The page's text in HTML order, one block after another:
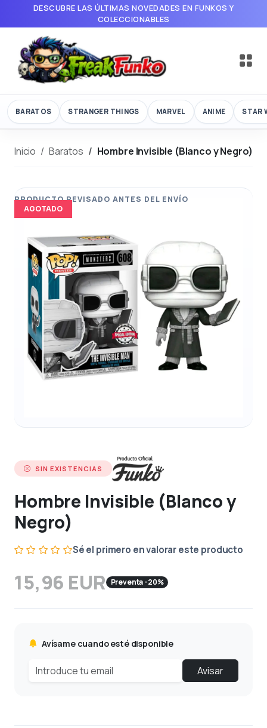
DESCUBRE LAS ÚLTIMAS NOVEDADES EN FUNKOS Y
COLECCIONABLES
BARATOS STRANGER THINGS MARVEL ANIME STAR
Inicio Baratos Hombre Invisible (Blanco y Negro)
AGOTADO
SIN EXISTENCIAS
Hombre Invisible (Blanco y
Negro)
Sé el primero en valorar este producto
15,96 EUR Preventa -20%
Avísame cuando esté disponible
Avisar